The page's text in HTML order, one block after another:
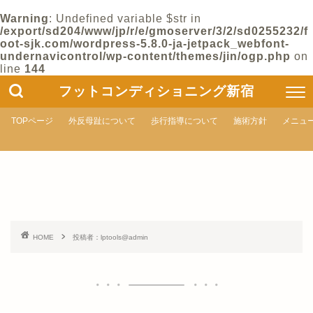
Warning: Undefined variable $str in
/export/sd204/www/jp/r/e/gmoserver/3/2/sd0255232/f
oot-sjk.com/wordpress-5.8.0-ja-jetpack_webfont-
undernavicontrol/wp-content/themes/jin/ogp.php on
line 144
フットコンディショニング新宿
TOPページ 外反母趾について 歩行指導について 施術方針 メニュ
HOME 投稿者：lptools@admin